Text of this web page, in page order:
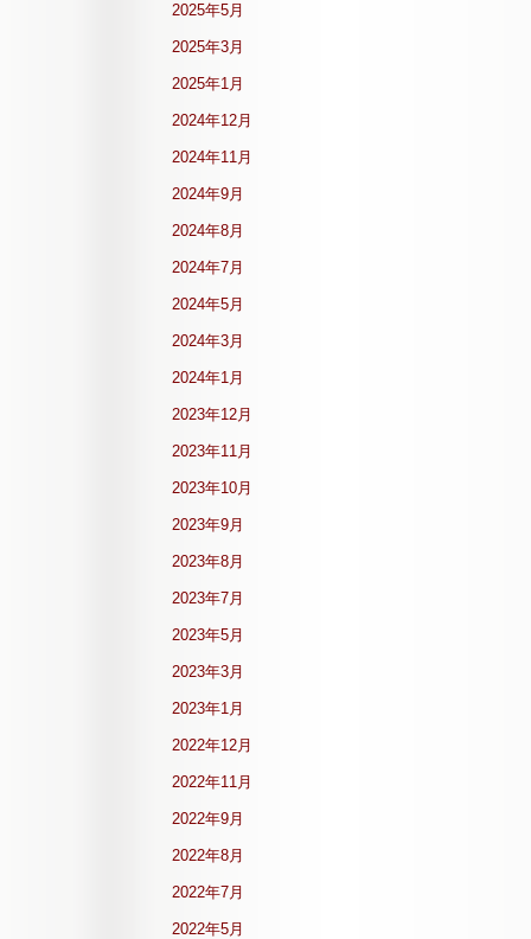
2025年5月
2025年3月
2025年1月
2024年12月
2024年11月
2024年9月
2024年8月
2024年7月
2024年5月
2024年3月
2024年1月
2023年12月
2023年11月
2023年10月
2023年9月
2023年8月
2023年7月
2023年5月
2023年3月
2023年1月
2022年12月
2022年11月
2022年9月
2022年8月
2022年7月
2022年5月